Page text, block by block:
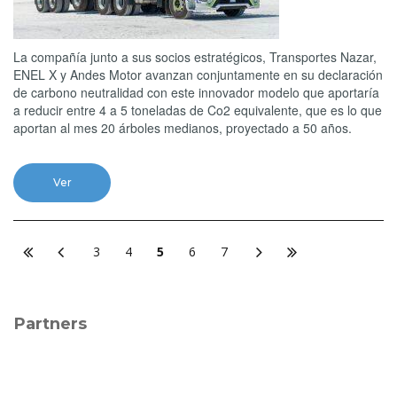
La compañía junto a sus socios estratégicos, Transportes Nazar,
ENEL X y Andes Motor avanzan conjuntamente en su declaración
de carbono neutralidad con este innovador modelo que aportaría
a reducir entre 4 a 5 toneladas de Co2 equivalente, que es lo que
aportan al mes 20 árboles medianos, proyectado a 50 años.
Ver
3 4 5 6 7
Partners